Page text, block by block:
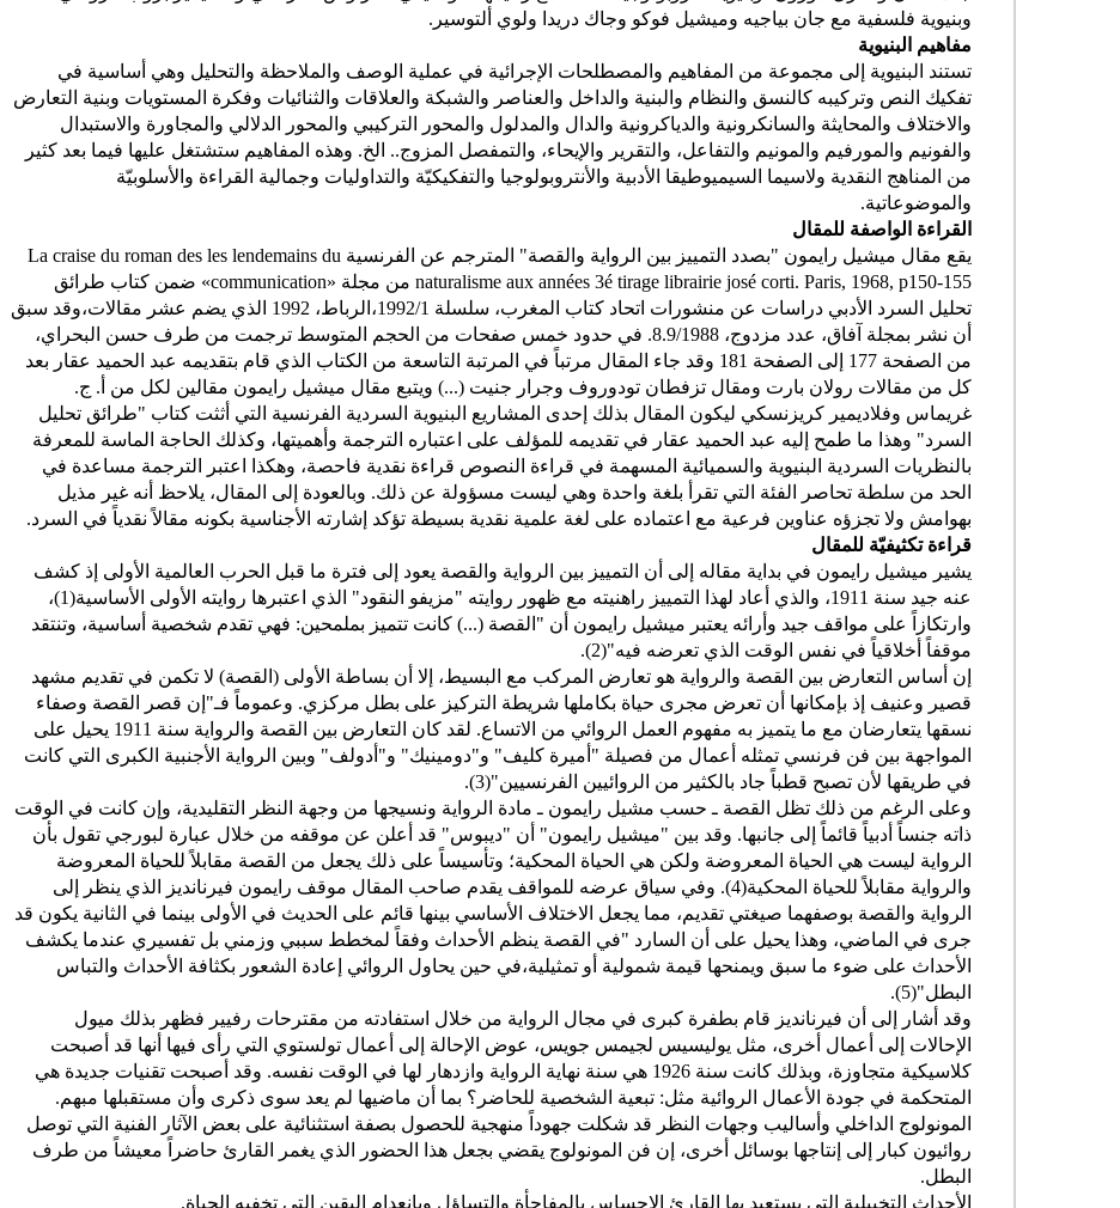
وبنيوية فلسفية مع جان بياجيه وميشيل فوكو وجاك دريدا ولوي ألتوسير.
مفاهيم البنيوية
تستند البنيوية إلى مجموعة من المفاهيم والمصطلحات الإجرائية في عملية الوصف والملاحظة والتحليل وهي أساسية في
تفكيك النص وتركيبه كالنسق والنظام والبنية والداخل والعناصر والشبكة والعلاقات والثنائيات وفكرة المستويات وبنية التعارض
والاختلاف والمحايثة والسانكرونية والدياكرونية والدال والمدلول والمحور التركيبي والمحور الدلالي والمجاورة والاستبدال
والفونيم والمورفيم والمونيم والتفاعل، والتقرير والإيحاء، والتمفصل المزوج.. الخ. وهذه المفاهيم ستشتغل عليها فيما بعد كثير
من المناهج النقدية ولاسيما السيميوطيقا الأدبية والأنتروبولوجيا والتفكيكيّة والتداوليات وجمالية القراءة والأسلوبيّة
والموضوعاتية.
القراءة الواصفة للمقال
يقع مقال ميشيل رايمون "بصدد التمييز بين الرواية والقصة" المترجم عن الفرنسية La craise du roman des les lendemains du
naturalisme aux années 3é tirage librairie josé corti. Paris, 1968, p150-155 من مجلة «communication»
ضمن كتاب طرائق
تحليل السرد الأدبي دراسات عن منشورات اتحاد كتاب المغرب، سلسلة 1992/1،الرباط،
1992 الذي يضم عشر مقالات،وقد سبق
أن نشر بمجلة آفاق، عدد مزدوج، 8.9/1988. في حدود خمس صفحات من الحجم المتوسط ترجمت من طرف حسن البحراي،
من الصفحة 177 إلى الصفحة 181 وقد جاء المقال مرتباً في المرتبة التاسعة من الكتاب الذي قام بتقديمه عبد الحميد عقار بعد
كل من مقالات رولان بارت ومقال تزفطان تودوروف وجرار جنيت (...) ويتبع مقال ميشيل رايمون مقالين لكل من أ. ج.
غريماس وفلاديمير كريزنسكي ليكون المقال بذلك إحدى المشاريع البنيوية السردية الفرنسية التي أثثت كتاب "طرائق تحليل
السرد" وهذا ما طمح إليه عبد الحميد عقار في تقديمه للمؤلف على اعتباره الترجمة وأهميتها، وكذلك الحاجة الماسة للمعرفة
بالنظريات السردية البنيوية والسميائية المسهمة في قراءة النصوص قراءة نقدية فاحصة، وهكذا اعتبر الترجمة مساعدة في
الحد من سلطة تحاصر الفئة التي تقرأ بلغة واحدة وهي ليست مسؤولة عن ذلك. وبالعودة إلى المقال، يلاحظ أنه غير مذيل
بهوامش ولا تجزؤه عناوين فرعية مع اعتماده على لغة علمية نقدية بسيطة تؤكد إشارته الأجناسية بكونه مقالاً نقدياً في السرد.
قراءة تكثيفية للمقال
يشير ميشيل رايمون في بداية مقاله إلى أن التمييز بين الرواية والقصة يعود إلى فترة ما قبل الحرب العالمية الأولى إذ كشف
عنه جيد سنة 1911، والذي أعاد لهذا التمييز راهنيته مع ظهور روايته "مزيفو النقود" الذي اعتبرها روايته الأولى الأساسية(1)،
وارتكازاً على مواقف جيد وأرائه يعتبر ميشيل رايمون أن "القصة (...) كانت تتميز بملمحين: فهي تقدم شخصية أساسية، وتنتقد
موقفاً أخلاقياً في نفس الوقت الذي تعرضه فيه"(2).
إن أساس التعارض بين القصة والرواية هو تعارض المركب مع البسيط، إلا أن بساطة الأولى (القصة) لا تكمن في تقديم مشهد
قصير وعنيف إذ بإمكانها أن تعرض مجرى حياة بكاملها شريطة التركيز على بطل مركزي. وعموماً فـ"إن قصر القصة وصفاء
نسقها يتعارضان مع ما يتميز به مفهوم العمل الروائي من الاتساع. لقد كان التعارض بين القصة والرواية سنة 1911 يحيل على
المواجهة بين فن فرنسي تمثله أعمال من فصيلة "أميرة كليف" و"دومينيك" و"أدولف" وبين الرواية الأجنبية الكبرى التي كانت
في طريقها لأن تصبح قطباً جاد بالكثير من الروائيين الفرنسيين"(3).
وعلى الرغم من ذلك تظل القصة ـ حسب مشيل رايمون ـ مادة الرواية ونسيجها من وجهة النظر التقليدية، وإن كانت في الوقت
ذاته جنساً أدبياً قائماً إلى جانبها. وقد بين "ميشيل رايمون" أن "ديبوس" قد أعلن عن موقفه من خلال عبارة لبورجي تقول بأن
الرواية ليست هي الحياة المعروضة ولكن هي الحياة المحكية؛ وتأسيساً على ذلك يجعل من القصة مقابلاً للحياة المعروضة
والرواية مقابلاً للحياة المحكية(4). وفي سياق عرضه للمواقف يقدم صاحب المقال موقف رايمون فيرنانديز الذي ينظر إلى
الرواية والقصة بوصفهما صيغتي تقديم، مما يجعل الاختلاف الأساسي بينها قائم على الحديث في الأولى بينما في الثانية يكون قد
جرى في الماضي، وهذا يحيل على أن السارد "في القصة ينظم الأحداث وفقاً لمخطط سببي وزمني بل تفسيري عندما يكشف
الأحداث على ضوء ما سبق ويمنحها قيمة شمولية أو تمثيلية،في حين يحاول الروائي إعادة الشعور بكثافة الأحداث والتباس
البطل"(5).
وقد أشار إلى أن فيرنانديز قام بطفرة كبرى في مجال الرواية من خلال استفادته من مقترحات رفيير فظهر بذلك ميول
الإحالات إلى أعمال أخرى، مثل يوليسيس لجيمس جويس، عوض الإحالة إلى أعمال تولستوي التي رأى فيها أنها قد أصبحت
كلاسيكية متجاوزة، وبذلك كانت سنة 1926 هي سنة نهاية الرواية وازدهار لها في الوقت نفسه. وقد أصبحت تقنيات جديدة هي
المتحكمة في جودة الأعمال الروائية مثل: تبعية الشخصية للحاضر؟ بما أن ماضيها لم يعد سوى ذكرى وأن مستقبلها مبهم.
المونولوج الداخلي وأساليب وجهات النظر قد شكلت جهوداً منهجية للحصول بصفة استثنائية على بعض الآثار الفنية التي توصل
روائيون كبار إلى إنتاجها بوسائل أخرى، إن فن المونولوج يقضي بجعل هذا الحضور الذي يغمر القارئ حاضراً معيشاً من طرف
البطل.
الأحداث التخييلية التي يستعيد بها القارئ الإحساس بالمفاجأة والتساؤل وبانعدام اليقين التي تخفيه الحياة.